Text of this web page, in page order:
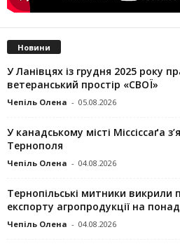
Новини
У Ланівцях із грудня 2025 року
ветеранський простір «СВОЇ»
Чепіль Олена - 05.08.2026
У канадському місті Міссіссаґа
Тернополя
Чепіль Олена - 04.08.2026
Тернопільські митники викрили
експорту агропродукції на
Чепіль Олена - 04.08.2026